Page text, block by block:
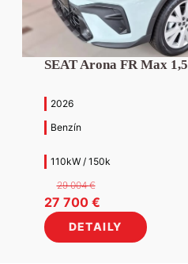
SEAT Arona FR Max
2026
Benzín
110kW / 150k
29 004€
Pôvodná
cena
bola:
27 700 €Aktuálna
cena
je:
DETAILY